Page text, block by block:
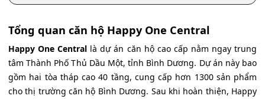
Tổng quan căn hộ Happy One Central
Happy One Central là dự án căn hộ cao cấp nằm ngay trung
tâm Thành Phố Thủ Dầu Một, tỉnh Bình Dương. Dự án này bao
gồm hai tòa tháp cao 40 tầng, cung cấp hơn 1300 sản phẩm
cho thị trường căn hộ Bình Dương. Sau khi hoàn thiện, Happy